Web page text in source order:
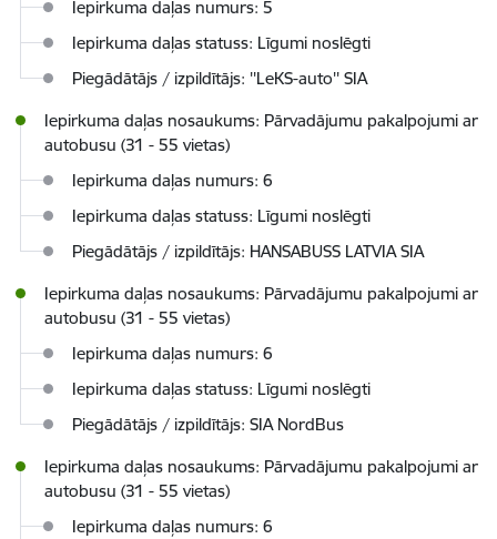
Iepirkuma daļas numurs: 5
Iepirkuma daļas statuss: Līgumi noslēgti
Piegādātājs / izpildītājs: ''LeKS-auto'' SIA
Iepirkuma daļas nosaukums: Pārvadājumu pakalpojumi ar
autobusu (31 - 55 vietas)
Iepirkuma daļas numurs: 6
Iepirkuma daļas statuss: Līgumi noslēgti
Piegādātājs / izpildītājs: HANSABUSS LATVIA SIA
Iepirkuma daļas nosaukums: Pārvadājumu pakalpojumi ar
autobusu (31 - 55 vietas)
Iepirkuma daļas numurs: 6
Iepirkuma daļas statuss: Līgumi noslēgti
Piegādātājs / izpildītājs: SIA NordBus
Iepirkuma daļas nosaukums: Pārvadājumu pakalpojumi ar
autobusu (31 - 55 vietas)
Iepirkuma daļas numurs: 6